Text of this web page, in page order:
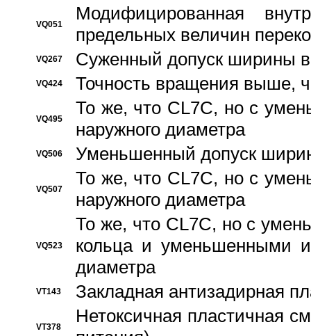
VQ051
Модифицированная
предельных величин
VQ267 Суженный допуск ширины
VQ424 Точность вращения выше,
VQ495
То же, что CL7C, но с
наружного диаметра
VQ506 Уменьшенный допуск
VQ507
То же, что CL7C, но с
наружного диаметра
VQ523
То же, что CL7C, но с
кольца и уменьшенными
диаметра
VT143 Закладная антизадирная
VT378
Нетоксичная пластичная